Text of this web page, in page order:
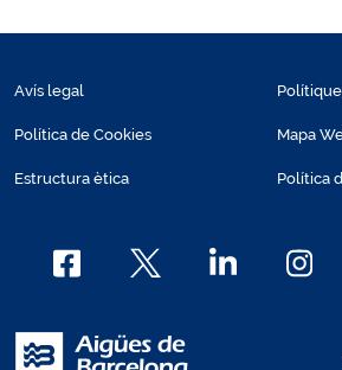
Avís legal
Política de Cookies
Estructura ètica
Mapa
Política